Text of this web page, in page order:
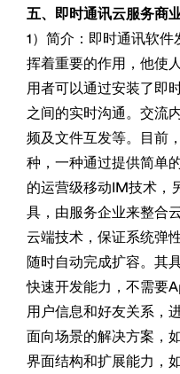
五、即时通讯云服务商
1）简介：即时通讯软
挥着重要的作用，他使
用者可以通过安装了即
之间的实时沟通。交流
频及文件互发等。目前
种，一种通过提供简单
的运营级移动IM技术，
具，由服务企业来整合
云端技术，保证系统弹
随时自动完成扩容。其
快速开发能力，不需要
用户信息和好友关系，
面向场景的解决方案，
界面结构和扩展能力，